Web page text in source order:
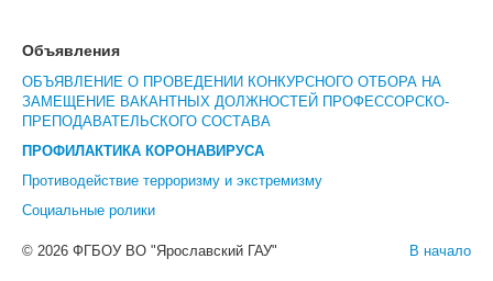
Объявления
ОБЪЯВЛЕНИЕ О ПРОВЕДЕНИИ КОНКУРСНОГО ОТБОРА НА
ЗАМЕЩЕНИЕ ВАКАНТНЫХ ДОЛЖНОСТЕЙ ПРОФЕССОРСКО-
ПРЕПОДАВАТЕЛЬСКОГО СОСТАВА
ПРОФИЛАКТИКА КОРОНАВИРУСА
Противодействие терроризму и экстремизму
Социальные ролики
В начало
© 2026 ФГБОУ ВО "Ярославский ГАУ"